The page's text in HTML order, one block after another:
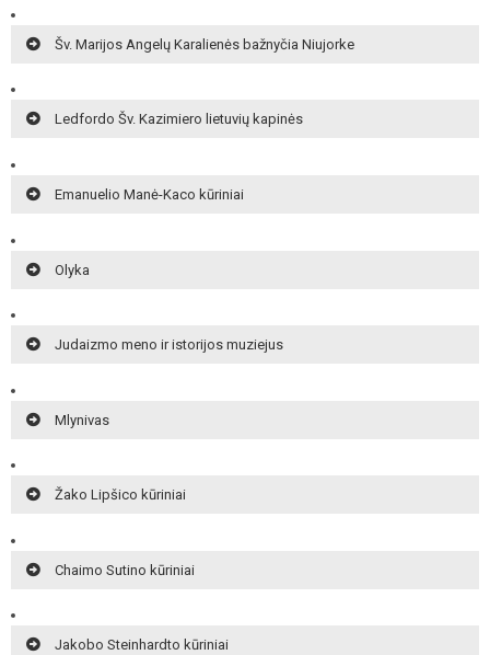
Šv. Marijos Angelų Karalienės bažnyčia Niujorke
Ledfordo Šv. Kazimiero lietuvių kapinės
Emanuelio Manė-Kaco kūriniai
Olyka
Judaizmo meno ir istorijos muziejus
Mlynivas
Žako Lipšico kūriniai
Chaimo Sutino kūriniai
Jakobo Steinhardto kūriniai